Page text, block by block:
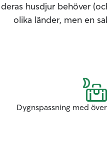
deras husdjur behöver
olika länder, men en
Dygnspassning med